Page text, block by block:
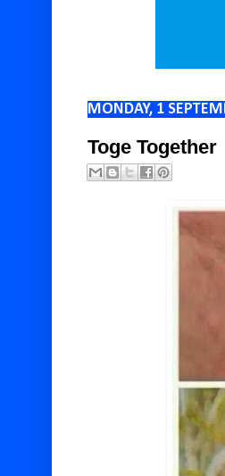
MONDAY, 1
Toge Together